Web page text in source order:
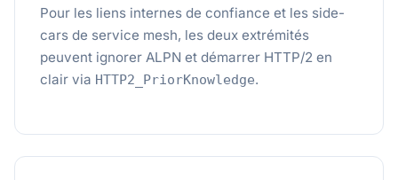
Pour les liens internes de confiance et les side-
cars de service mesh, les deux extrémités
peuvent ignorer ALPN et démarrer HTTP/2 en
clair via HTTP2_PriorKnowledge.